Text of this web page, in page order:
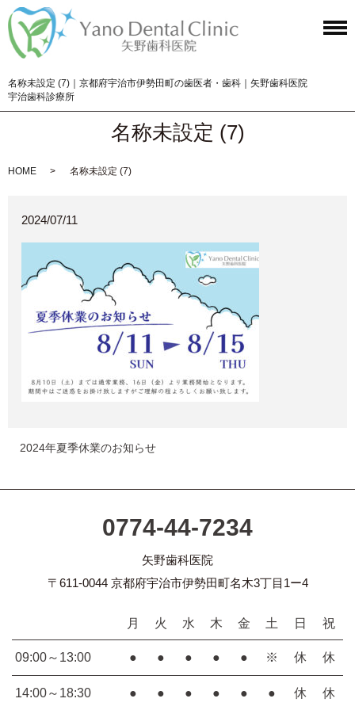
名称未設定 (7)｜京都府宇治市伊勢田町の歯医者・歯科｜矢野歯科医院
宇治歯科診療所
名称未設定 (7)
HOME 名称未設定 (7)
2024/07/11
2024年夏季休業のお知らせ
0774-44-7234
矢野歯科医院
〒611-0044 京都府宇治市伊勢田町名木3丁目1ー4
月 火 水 木 金 土 日 祝
09:00～13:00 ● ● ● ● ● ※ 休 休
14:00～18:30 ● ● ● ● ● ● 休 休